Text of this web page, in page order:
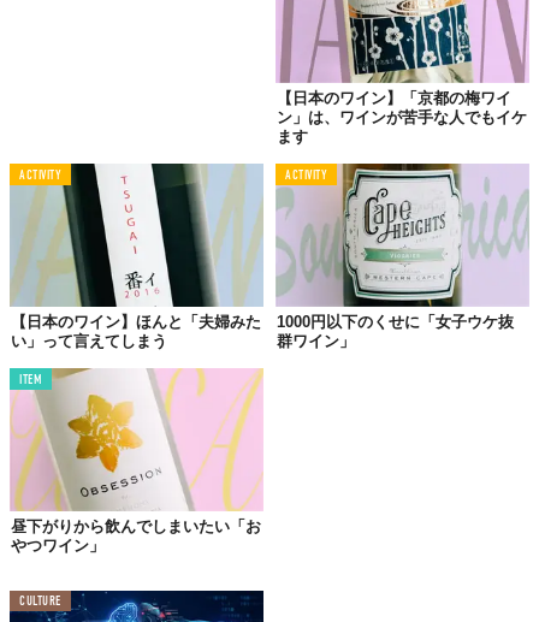
日本のワイン造り黎明期から継がれた想い
ロゴとエチケットのデザインがいかにも日本って感じで、醤油と
か入っていても不思議じゃなさそうなこちらの赤ワイン。
まるき葡萄酒の「まるき ルージュ」。
もちろん国内栽培ぶどう100％のこだわりワイン。お値段は手頃
マスカットベーリーAという品種をメインに樽熟成した他のぶど
うなどをブレンド。ほんのりとした樽香に甘い香りのする重厚な
味わいに仕上がってます。それでいて、軽快な酸味もあるから重
いばかりにならない。
合わせるならやっぱり和食で、
豚の角煮やすき焼きといった醤油
味で煮込んだりした和の濃い味との相性がバツグン！
和食にあうのも納得なのは、このワインの作り手が、日本でのワ
イン造りの原点となるとともに現存する日本最古のワイナリー
いう点。
創業者の土屋龍憲氏は初代首相でもある伊藤博文の命を受けてワ
イン醸造技術習得にフランスへ遊学したというのだから、歴史を
感じます。
土屋龍憲氏が帰国してワイナリーの前身となる「マルキ葡萄酒」
を設立するのが1891年。「フランスワインがフランス料理に合う
の想いを継ぎながら、120年以上も日本ワインの研鑽を続けてき
【日本のワイン】「京都の梅ワイ
ン」は、ワインが苦手な人でもイケ
ます
ACTIVITY
【日本のワイン】ほんと「夫婦みた
い」って言えてしまう
ACTIVITY
1000円以下のくせに「女子ウケ抜
群ワイン」
ITEM
昼下がりから飲んでしまいたい「お
やつワイン」
CULTURE